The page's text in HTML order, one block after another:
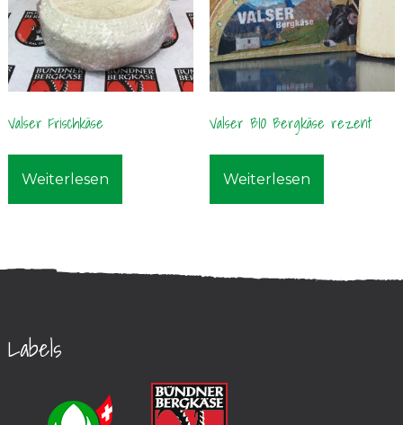
Valser Frischkäse
Weiterlesen
Valser BIO Bergkäse rezent
Weiterlesen
Labels